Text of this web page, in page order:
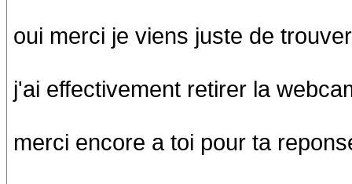
oui merci je viens juste de
j'ai effectivement retirer la
merci encore a toi pour ta